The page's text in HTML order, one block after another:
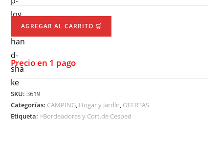
AGREGAR AL CARRITO 🛒
Precio en 1 pago
SKU:3619
Categorías: CAMPING, Hogar y Jardín, OFERTAS
Etiqueta:>Bordeadoras y Cort.de Cesped